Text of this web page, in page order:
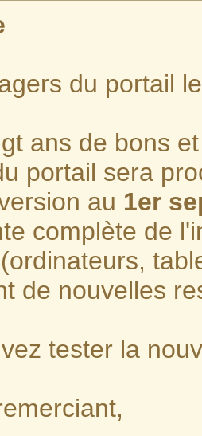
du portail
ans de bons
portail sera
au 1er
complète de
de nouvelles
tester la